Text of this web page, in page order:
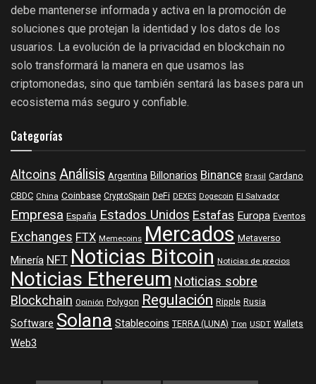
debe mantenerse informada y activa en la promoción de
soluciones que protejan la identidad y los datos de los
usuarios. La evolución de la privacidad en blockchain no
solo transformará la manera en que usamos las
criptomonedas, sino que también sentará las bases para un
ecosistema más seguro y confiable.
Categorías
AltcoinsAnálisis Argentina Billonarios Binance Brasil Cardano
CBDC China Coinbase CryptoSpain DeFi DEXES Dogecoin El Salvador
Empresa España Estados UnidosEstafasEuropa Eventos
ExchangesFTX Memecoins Mercados Metaverso
MineríaNFTNoticias Bitcoin Noticias de precios
Noticias EthereumNoticias sobre
Blockchain Opinión Polygon Regulación Ripple Rusia
Software SolanaStablecoins TERRA (LUNA) Tron USDT Wallets
Web3